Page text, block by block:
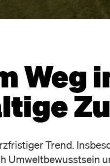
Weg
Trend.
Umweltbewusstsein